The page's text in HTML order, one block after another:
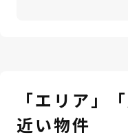
「エリア」
近い物件